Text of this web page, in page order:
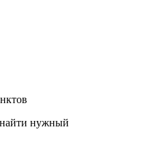
найти нужный